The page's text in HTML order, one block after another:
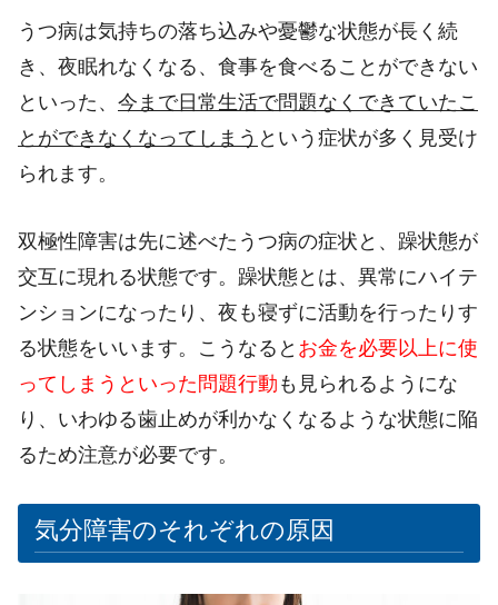
うつ病は気持ちの落ち込みや憂鬱な状態が長く続
き、夜眠れなくなる、食事を食べることができない
といった、 今まで日常生活で問題なくできていたこ
とができなくなってしまう という症状が多く見受け
られます。
双極性障害は先に述べたうつ病の症状と、躁状態が
交互に現れる状態です。躁状態とは、異常にハイテ
ンションになったり、夜も寝ずに活動を行ったりす
る状態をいいます。こうなると お金を必要以上に使
ってしまうといった問題行動 も見られるようにな
り、いわゆる歯止めが利かなくなるような状態に陥
るため注意が必要です。
気分障害のそれぞれの原因